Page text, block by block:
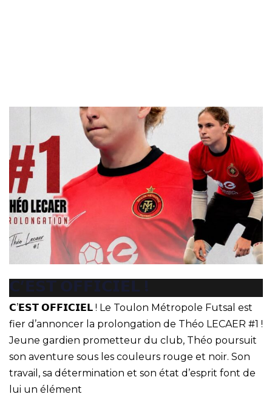
𝗖’𝗘𝗦𝗧 𝗢𝗙𝗙𝗜𝗖𝗜𝗘𝗟 !
𝗖’𝗘𝗦𝗧 𝗢𝗙𝗙𝗜𝗖𝗜𝗘𝗟 ! Le Toulon Métropole Futsal est
fier d’annoncer la prolongation de Théo LECAER #1 !
Jeune gardien prometteur du club, Théo poursuit
son aventure sous les couleurs rouge et noir. Son
travail, sa détermination et son état d’esprit font de
lui un élément